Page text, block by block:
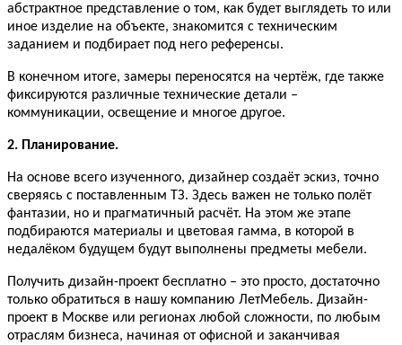
абстрактное представление о том, как будет выглядеть то или
иное изделие на объекте, знакомится с техническим
заданием и подбирает под него референсы.
В конечном итоге, замеры переносятся на чертёж, где также
фиксируются различные технические детали –
коммуникации, освещение и многое другое.
2. Планирование.
На основе всего изученного, дизайнер создаёт эскиз, точно
сверяясь с поставленным ТЗ. Здесь важен не только полёт
фантазии, но и прагматичный расчёт. На этом же этапе
подбираются материалы и цветовая гамма, в которой в
недалёком будущем будут выполнены предметы мебели.
Получить дизайн-проект бесплатно – это просто, достаточно
только обратиться в нашу компанию ЛетМебель. Дизайн-
проект в Москве или регионах любой сложности, по любым
отраслям бизнеса, начиная от офисной и заканчивая